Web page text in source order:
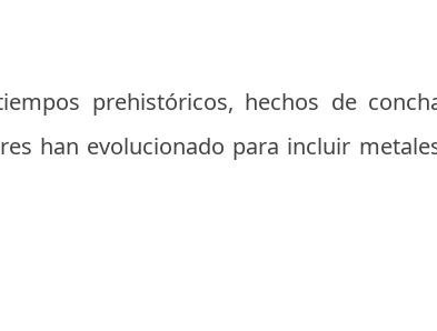
prehistóricos, hechos de
han evolucionado para incluir